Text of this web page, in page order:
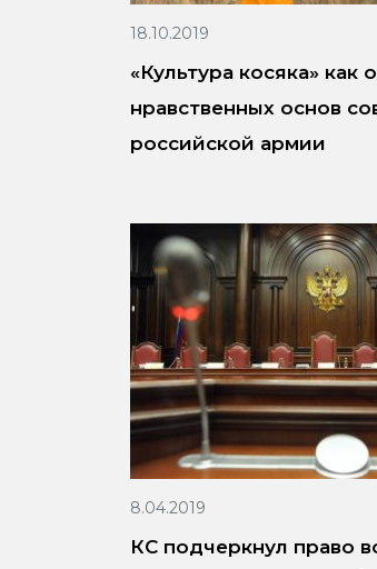
18.10.2019
«Культура косяка» как
нравственных основ
российской армии
8.04.2019
КС подчеркнул право